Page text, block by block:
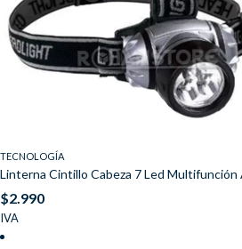
TECNOLOGÍA
Linterna Cintillo Cabeza 7 Led Multifunción
$2.990
IVA